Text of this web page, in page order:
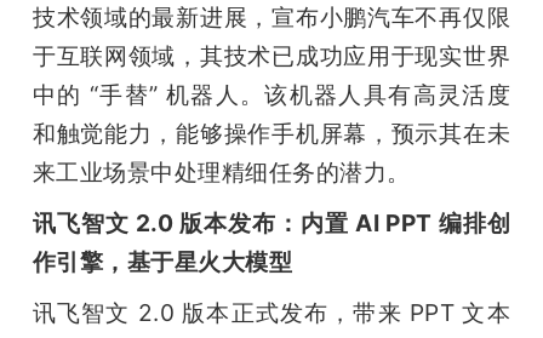
技术领域的最新进展，宣布小鹏汽车不再仅限
于互联网领域，其技术已成功应用于现实世界
中的 “手替” 机器人。该机器人具有高灵活度
和触觉能力，能够操作手机屏幕，预示其在未
来工业场景中处理精细任务的潜力。
讯飞智文 2.0 版本发布：内置 AI PPT 编排创
作引擎，基于星火大模型
讯飞智文 2.0 版本正式发布，带来 PPT 文本